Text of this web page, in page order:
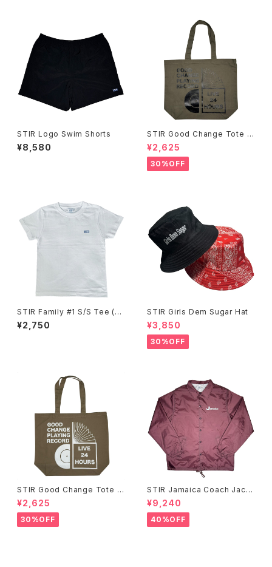
STIR Logo Swim Shorts
¥8,580
STIR Good Change Tote B
ag
¥2,625
30%OFF
STIR Family #1 S/S Tee (12
0~140)
¥2,750
STIR Girls Dem Sugar Hat
¥3,850
30%OFF
STIR Good Change Tote B
ag
¥2,625
30%OFF
STIR Jamaica Coach Jack
et
¥9,240
40%OFF